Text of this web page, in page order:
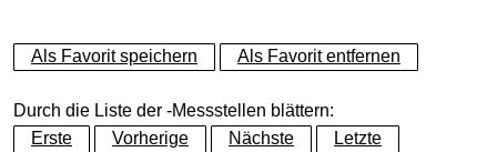
+
−
Als Favorit speichern Als Favorit entfernen
Durch die Liste der -Messstellen blättern:
Erste
Vorherige Nächste Letzte